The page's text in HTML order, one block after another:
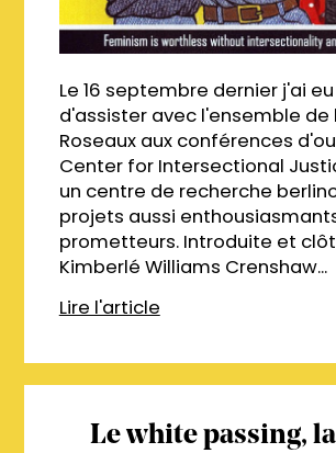
Le 16 septembre dernier j'ai
d'assister avec l'ensemble de
Roseaux aux conférences
Center for Intersectional
un centre de recherche
projets aussi
prometteurs. Introduite et
Kimberlé Williams Crenshaw...
Lire l'article
Le white passing,